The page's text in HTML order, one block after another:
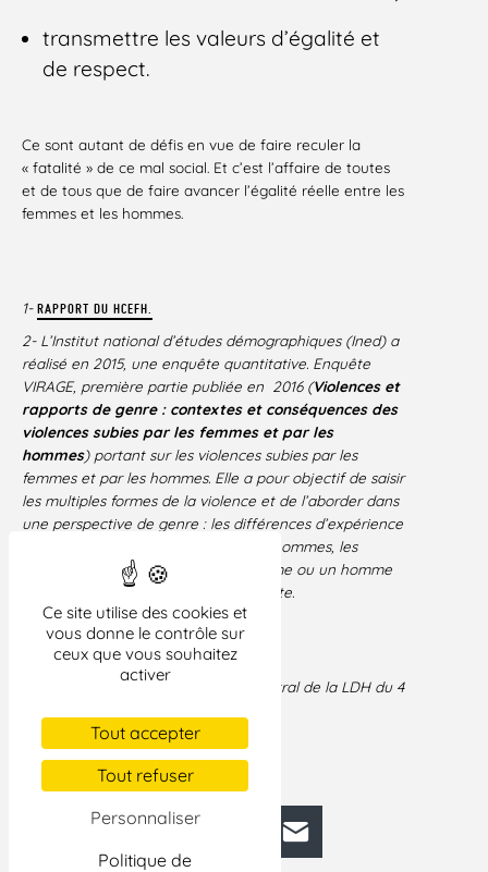
Ce site utilise des cookies et
vous donne le contrôle sur
ceux que vous souhaitez
activer
Tout accepter
Tout refuser
Personnaliser
Politique de
transmettre les valeurs d’égalité et
de respect.
Ce sont autant de défis en vue de faire reculer la
« fatalité » de ce mal social. Et c’est l’affaire de toutes
et de tous que de faire avancer l’égalité réelle entre les
femmes et les hommes.
1- RAPPORT DU HCEFH.
2- L’Institut national d’études démographiques (Ined) a
réalisé en 2015, une enquête quantitative. Enquête
VIRAGE, première partie publiée en 2016 (Violences et
rapports de genre : contextes et conséquences des
violences subies par les femmes et par les
hommes) portant sur les violences subies par les
femmes et par les hommes. Elle a pour objectif de saisir
les multiples formes de la violence et de l’aborder dans
une perspective de genre : les différences d’expérience
et de trajectoire des femmes et des hommes, les
différentes manières d’être une femme ou un homme
sont des aspects centraux de l’enquête.
CONVENTION D’ISTANBUL.
Introduction au débat du Comité central de la LDH du 4
Facebook
BlueskyMastodonLinkedIn